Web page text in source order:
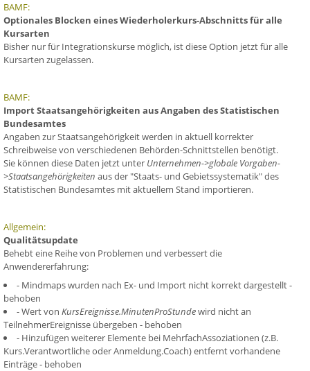
BAMF:
Optionales Blocken eines Wiederholerkurs-Abschnitts für alle
Kursarten
Bisher nur für Integrationskurse möglich, ist diese Option jetzt für alle
Kursarten zugelassen.
BAMF:
Import Staatsangehörigkeiten aus Angaben des Statistischen
Bundesamtes
Angaben zur Staatsangehörigkeit werden in aktuell korrekter
Schreibweise von verschiedenen Behörden-Schnittstellen benötigt.
Sie können diese Daten jetzt unter Unternehmen->globale Vorgaben-
>Staatsangehörigkeiten aus der "Staats- und Gebietssystematik" des
Statistischen Bundesamtes mit aktuellem Stand importieren.
Allgemein:
Qualitätsupdate
Behebt eine Reihe von Problemen und verbessert die
Anwendererfahrung:
- Mindmaps wurden nach Ex- und Import nicht korrekt dargestellt -
behoben
- Wert von KursEreignisse.MinutenProStundewird nicht an
TeilnehmerEreignisse übergeben - behoben
- Hinzufügen weiterer Elemente bei MehrfachAssoziationen (z.B.
Kurs.Verantwortliche oder Anmeldung.Coach) entfernt vorhandene
Einträge - behoben